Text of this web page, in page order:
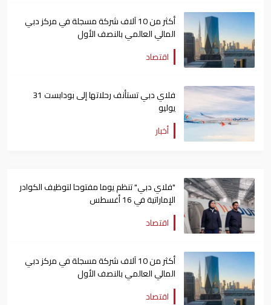
أكثر من 10 آلاف شركة مسجلة في مركز دبي
المالي العالمي بالنصف الأول
اقتصاد
فلاي دبي تستأنف رحلاتها إلى بودابست 31
يوليو
أخبار
"فلاي دبي" تنظم يوما مفتوحا لتوظيف الكوادر
الإماراتية في 16 أغسطس
اقتصاد
أكثر من 10 آلاف شركة مسجلة في مركز دبي
المالي العالمي بالنصف الأول
اقتصاد